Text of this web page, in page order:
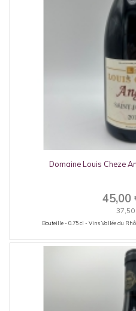
Domaine Louis Cheze
45,00
Bouteille - 0.75 cl - Vins Vallée du